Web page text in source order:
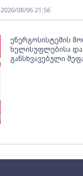
2026/08/06 21:56
ენერგოსისტემის
ხელისუფლებისა
განსხვავებული